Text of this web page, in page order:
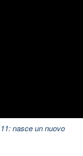
nasce un nuovo